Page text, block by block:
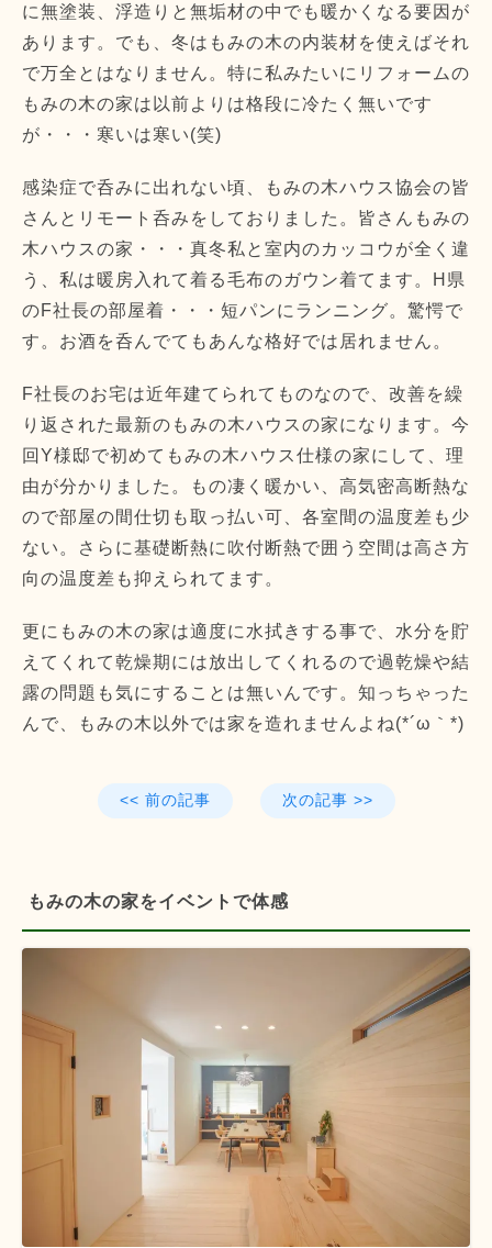
に無塗装、浮造りと無垢材の中でも暖かくなる要因が
あります。でも、冬はもみの木の内装材を使えばそれ
で万全とはなりません。特に私みたいにリフォームの
もみの木の家は以前よりは格段に冷たく無いです
が・・・寒いは寒い(笑)
感染症で呑みに出れない頃、もみの木ハウス協会の皆
さんとリモート呑みをしておりました。皆さんもみの
木ハウスの家・・・真冬私と室内のカッコウが全く違
う、私は暖房入れて着る毛布のガウン着てます。H県
のF社長の部屋着・・・短パンにランニング。驚愕で
す。お酒を呑んでてもあんな格好では居れません。
F社長のお宅は近年建てられてものなので、改善を繰
り返された最新のもみの木ハウスの家になります。今
回Y様邸で初めてもみの木ハウス仕様の家にして、理
由が分かりました。もの凄く暖かい、高気密高断熱な
ので部屋の間仕切も取っ払い可、各室間の温度差も少
ない。さらに基礎断熱に吹付断熱で囲う空間は高さ方
向の温度差も抑えられてます。
更にもみの木の家は適度に水拭きする事で、水分を貯
えてくれて乾燥期には放出してくれるので過乾燥や結
露の問題も気にすることは無いんです。知っちゃった
んで、もみの木以外では家を造れませんよね(*´ω｀*)
<< 前の記事 次の記事 >>
もみの木の家をイベントで体感